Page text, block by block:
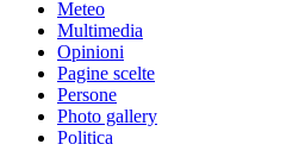
Meteo
Multimedia
Opinioni
Pagine scelte
Persone
Photo gallery
Politica